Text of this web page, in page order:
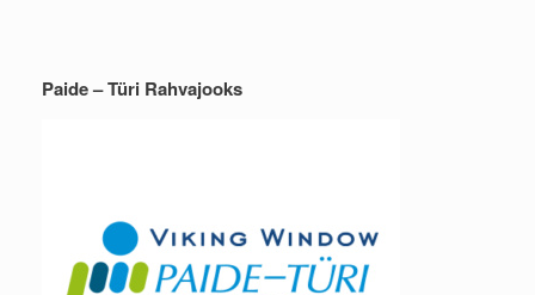
Paide – Türi Rahvajooks